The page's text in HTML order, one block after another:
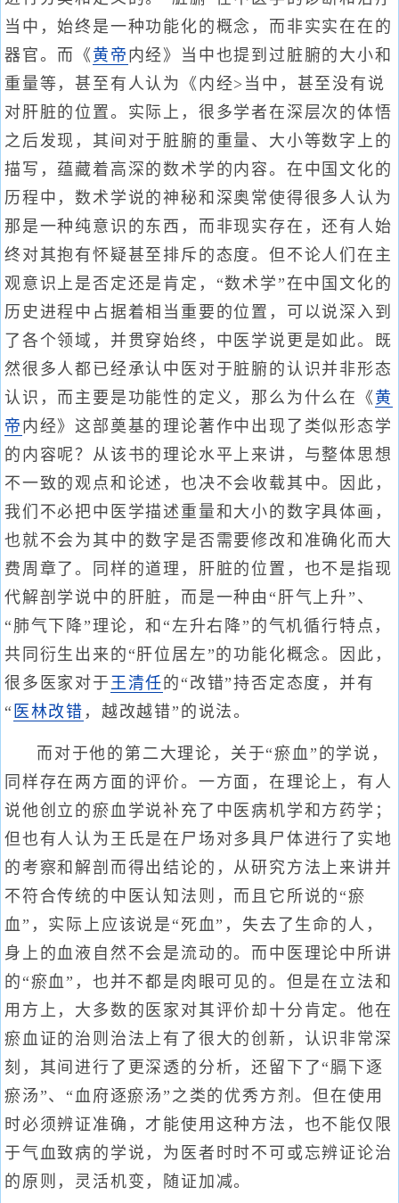
当中，始终是一种功能化的概念，而非实实在在的
器官。而《 黄帝 内经》当中也提到过脏腑的大小和
重量等，甚至有人认为《内经>当中，甚至没有说
对肝脏的位置。实际上，很多学者在深层次的体悟
之后发现，其间对于脏腑的重量、大小等数字上的
描写，蕴藏着高深的数术学的内容。在中国文化的
历程中，数术学说的神秘和深奥常使得很多人认为
那是一种纯意识的东西，而非现实存在，还有人始
终对其抱有怀疑甚至排斥的态度。但不论人们在主
观意识上是否定还是肯定，“数术学”在中国文化的
历史进程中占据着相当重要的位置，可以说深入到
了各个领域，并贯穿始终，中医学说更是如此。既
然很多人都已经承认中医对于脏腑的认识并非形态
认识，而主要是功能性的定义，那么为什么在《 黄
帝 内经》这部奠基的理论著作中出现了类似形态学
的内容呢？从该书的理论水平上来讲，与整体思想
不一致的观点和论述，也决不会收载其中。因此，
我们不必把中医学描述重量和大小的数字具体画，
也就不会为其中的数字是否需要修改和准确化而大
费周章了。同样的道理，肝脏的位置，也不是指现
代解剖学说中的肝脏，而是一种由“肝气上升”、
“肺气下降”理论，和“左升右降”的气机循行特点，
共同衍生出来的“肝位居左”的功能化概念。因此，
很多医家对于 王清任 的“改错”持否定态度，并有
“ 医林改错 ，越改越错”的说法。
而对于他的第二大理论，关于“瘀血”的学说，
同样存在两方面的评价。一方面，在理论上，有人
说他创立的瘀血学说补充了中医病机学和方药学；
但也有人认为王氏是在尸场对多具尸体进行了实地
的考察和解剖而得出结论的，从研究方法上来讲并
不符合传统的中医认知法则，而且它所说的“瘀
血”，实际上应该说是“死血”，失去了生命的人，
身上的血液自然不会是流动的。而中医理论中所讲
的“瘀血”，也并不都是肉眼可见的。但是在立法和
用方上，大多数的医家对其评价却十分肯定。他在
瘀血证的治则治法上有了很大的创新，认识非常深
刻，其间进行了更深透的分析，还留下了“膈下逐
瘀汤”、“血府逐瘀汤”之类的优秀方剂。但在使用
时必须辨证准确，才能使用这种方法，也不能仅限
于气血致病的学说，为医者时时不可或忘辨证论治
的原则，灵活机变，随证加减。